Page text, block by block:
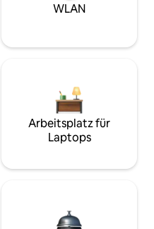
WLAN
Arbeitsplatz für
Laptops